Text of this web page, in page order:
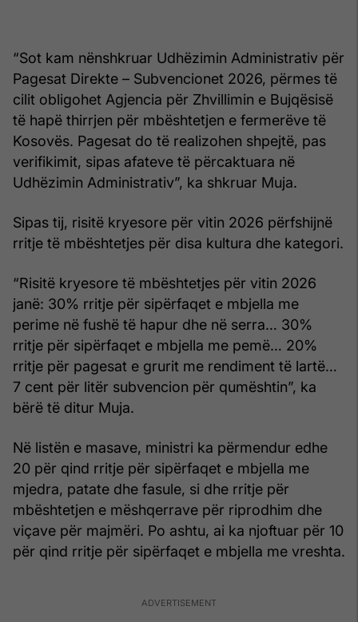
“Sot kam nënshkruar Udhëzimin Administrativ për
Pagesat Direkte – Subvencionet 2026, përmes të
cilit obligohet Agjencia për Zhvillimin e Bujqësisë
të hapë thirrjen për mbështetjen e fermerëve të
Kosovës. Pagesat do të realizohen shpejtë, pas
verifikimit, sipas afateve të përcaktuara në
Udhëzimin Administrativ”, ka shkruar Muja.
Sipas tij, risitë kryesore për vitin 2026 përfshijnë
rritje të mbështetjes për disa kultura dhe kategori.
“Risitë kryesore të mbështetjes për vitin 2026
janë: 30% rritje për sipërfaqet e mbjella me
perime në fushë të hapur dhe në serra… 30%
rritje për sipërfaqet e mbjella me pemë… 20%
rritje për pagesat e grurit me rendiment të lartë…
7 cent për litër subvencion për qumështin”, ka
bërë të ditur Muja.
Në listën e masave, ministri ka përmendur edhe
20 për qind rritje për sipërfaqet e mbjella me
mjedra, patate dhe fasule, si dhe rritje për
mbështetjen e mëshqerrave për riprodhim dhe
viçave për majmëri. Po ashtu, ai ka njoftuar për 10
për qind rritje për sipërfaqet e mbjella me vreshta.